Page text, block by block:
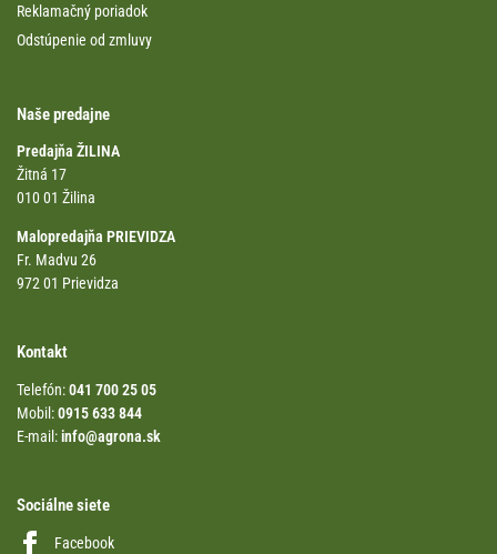
Reklamačný poriadok
Odstúpenie od zmluvy
Naše predajne
Predajňa ŽILINA
Žitná 17
010 01 Žilina
Malopredajňa PRIEVIDZA
Fr. Madvu 26
972 01 Prievidza
Kontakt
Telefón:041 700 25 05
Mobil:0915 633 844
E-mail:info@agrona.sk
Sociálne siete
Facebook